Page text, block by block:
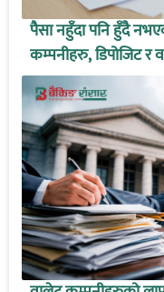
पैसा नहुँदा पनि हुँदै
कम्पनीहरु, डिपोजिट